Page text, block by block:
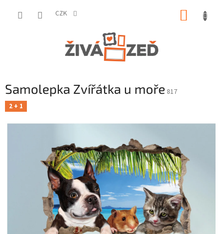
CZK
Samolepka Zvířátka u moře 817
2 + 1